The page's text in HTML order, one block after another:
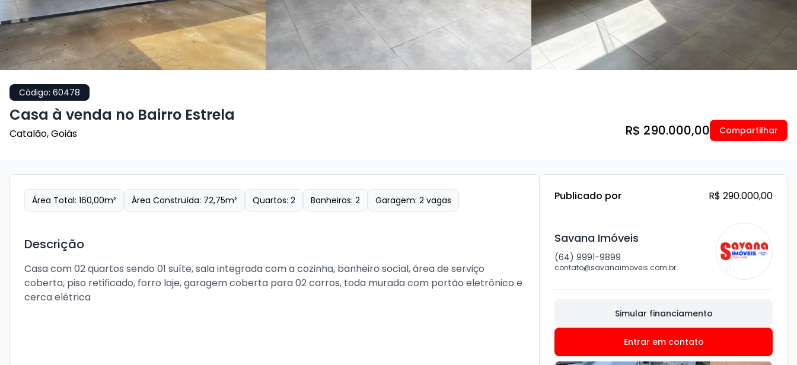
Código: 60478
Casa à venda no Bairro Estrela
Catalão,Goiás R$ 290.000,00 Compartilhar
Área Total: 160,00m² Área Construída: 72,75m² Quartos: 2 Banheiros: 2 Garagem: 2 vagas
Descrição
Casa com 02 quartos sendo 01 suíte, sala integrada com a cozinha, banheiro social, área de serviço
coberta, piso retificado, forro laje, garagem coberta para 02 carros, toda murada com portão eletrônico e
cerca elétrica
Publicado por R$ 290.000,00
Savana Imóveis
(64) 9991-9899
contato@savanaimoveis.com.br
Simular financiamento
Entrar em contato